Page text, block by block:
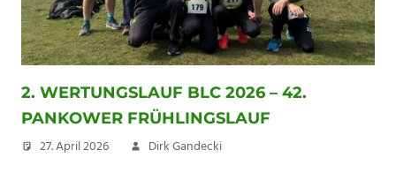
2. WERTUNGSLAUF BLC 2026 – 42.
PANKOWER FRÜHLINGSLAUF
27. April 2026 Dirk Gandecki